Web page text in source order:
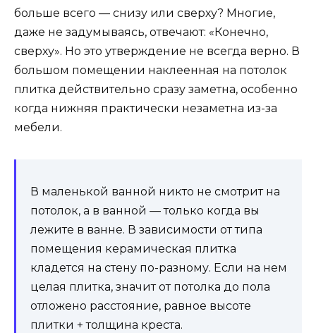
больше всего — снизу или сверху? Многие,
даже не задумываясь, отвечают: «Конечно,
сверху». Но это утверждение не всегда верно. В
большом помещении наклеенная на потолок
плитка действительно сразу заметна, особенно
когда нижняя практически незаметна из-за
мебели.
В маленькой ванной никто не смотрит на
потолок, а в ванной — только когда вы
лежите в ванне. В зависимости от типа
помещения керамическая плитка
кладется на стену по-разному. Если на нем
целая плитка, значит от потолка до пола
отложено расстояние, равное высоте
плитки + толщина креста.